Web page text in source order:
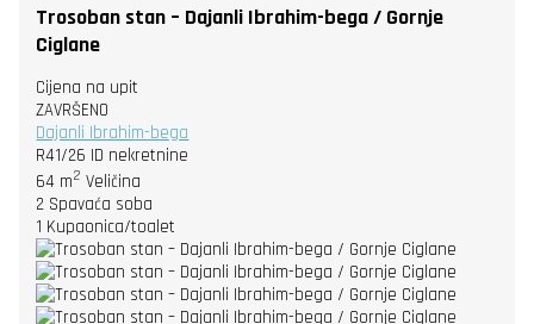
Trosoban stan – Dajanli Ibrahim-bega / Gornje
Ciglane
Cijena na upit
ZAVRŠENO
Dajanli Ibrahim-bega
R41/26 ID nekretnine
64 m2 Veličina
2 Spavaća soba
1 Kupaonica/toalet